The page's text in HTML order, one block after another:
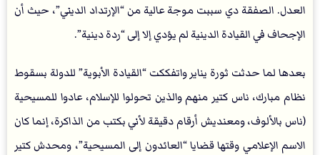
العدل. الصفقة دي سببت موجة عالية من “الإرتداد الديني”، حيث أن
الإجحاف في القيادة الدينية لم يؤدي إلا إلى “ردة دينية”.
بعدها لما حدثت ثورة يناير واتفككت “القيادة الأبوية” للدولة بسقوط
نظام مبارك، ناس كتير منهم والذين تحولوا للإسلام، عادوا للمسيحية
(ناس بالألوف، ومعنديش أرقام دقيقة لأني بكتب من الذاكرة، إنما كان
الاسم الإعلامي وقتها قضايا “العائدون إلى المسيحية”، ومحدش كتير